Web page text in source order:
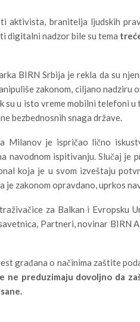
aktivista, branitelja ljudskih
digitalni nadzor bile su tema
BIRN Srbija je rekla da su
zakonom, ciljano
su u isto vreme mobilni telefoni
bezbednosnih snaga države.
Milanov je ispričao lično
navodnom ispitivanju. Slučaj je
koja je u svom izveštaju
je zakonom opravdano, uprkos
za Balkan i
Partneri, novinar BIRN
građana o načinima zaštite
ne preduzimaju dovoljno da